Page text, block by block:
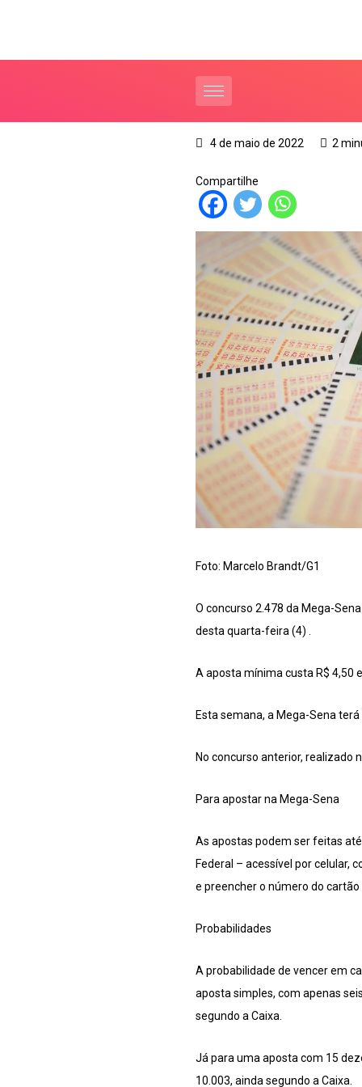
4 de maio de 2022 2
Compartilhe
Foto: Marcelo Brandt/G1
O concurso 2.478 da Mega-
desta quarta-feira (4) .
A aposta mínima custa R$ 4,50
Esta semana, a Mega-Sena
No concurso anterior, realizado
Para apostar na Mega-Sena
As apostas podem ser feitas
Federal – acessível por celular,
e preencher o número do cartão
Probabilidades
A probabilidade de vencer em
aposta simples, com apenas
segundo a Caixa.
Já para uma aposta com 15
10.003, ainda segundo a Caixa.